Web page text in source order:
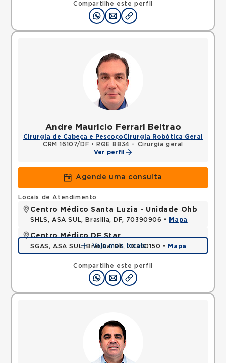
Compartilhe este perfil
Andre Mauricio Ferrari Beltrao
Cirurgia de Cabeça e PescoçoCirurgia Robótica Geral
CRM 16107/DF •
RQE 8834 - Cirurgia geral
Ver perfil
Agende uma consulta
Compartilhe este perfil
Locais de Atendimento
Centro Médico Santa Luzia - Unidade Ohb
SHLS, ASA SUL, Brasilia, DF, 70390906 • Mapa
Centro Médico DF Star
SGAS, ASA SUL, Brasilia, DF, 70390150 • Mapa
Veja mais locais